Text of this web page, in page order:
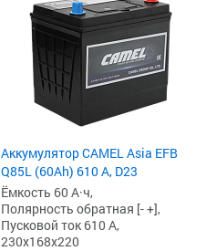
Аккумулятор CAMEL Asia EFB
Q85L (60Ah) 610 А, D23
Ёмкость 60 А·ч,
Полярность обратная [- +],
Пусковой ток 610 А,
230x168x220